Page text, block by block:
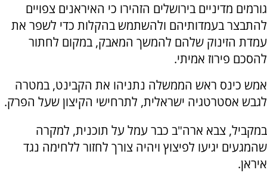
גורמים מדיניים בירושלים הזהירו כי האיראנים צפויים
להתבצר בעמדותיהם ולהשתמש בהקלות כדי לשפר את
עמדת הזינוק שלהם להמשך המאבק, במקום לחתור
להסכם פירוז אמיתי.
אמש כינס ראש הממשלה נתניהו את הקבינט, במטרה
לגבש אסטרטגיה ישראלית, לתרחישי הקיצון שעל הפרק.
במקביל, צבא ארה"ב כבר עמל על תוכנית, למקרה
שהמגעים יגיעו לפיצוץ ויהיה צורך לחזור ללחימה נגד
איראן.